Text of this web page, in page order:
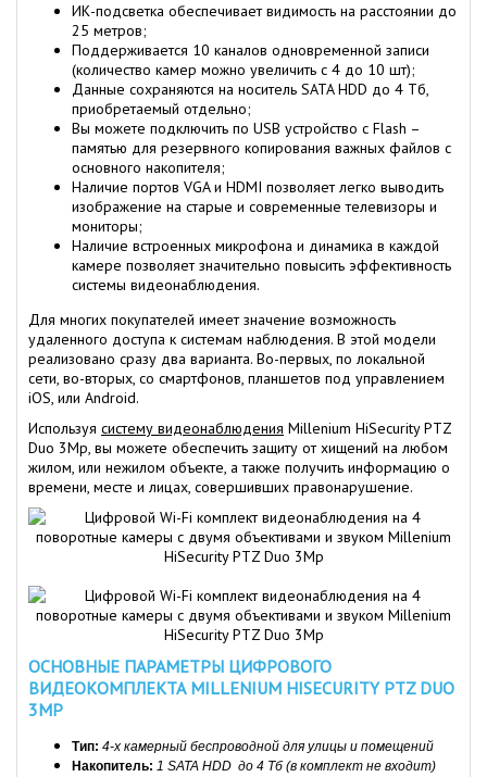
ИК-подсветка обеспечивает видимость на расстоянии до
25 метров;
Поддерживается 10 каналов одновременной записи
(количество камер можно увеличить с 4 до 10 шт);
Данные сохраняются на носитель SATA HDD до 4 Тб,
приобретаемый отдельно;
Вы можете подключить по USB устройство с Flash –
памятью для резервного копирования важных файлов с
основного накопителя;
Наличие портов VGA и HDMI позволяет легко выводить
изображение на старые и современные телевизоры и
мониторы;
Наличие встроенных микрофона и динамика в каждой
камере позволяет значительно повысить эффективность
системы видеонаблюдения.
Для многих покупателей имеет значение возможность
удаленного доступа к системам наблюдения. В этой модели
реализовано сразу два варианта. Во-первых, по локальной
сети, во-вторых, со смартфонов, планшетов под управлением
iOS, или Android.
Используя систему видеонаблюдения Millenium HiSecurity PTZ
Duo 3Mp, вы можете обеспечить защиту от хищений на любом
жилом, или нежилом объекте, а также получить информацию о
времени, месте и лицах, совершивших правонарушение.
ОСНОВНЫЕ ПАРАМЕТРЫ ЦИФРОВОГО
ВИДЕОКОМПЛЕКТА MILLENIUM HISECURITY PTZ DUO
3MP
Тип: 4-х камерный беспроводной для улицы и помещений
Накопитель: 1 SATA HDD до 4 Тб (в комплект не входит)